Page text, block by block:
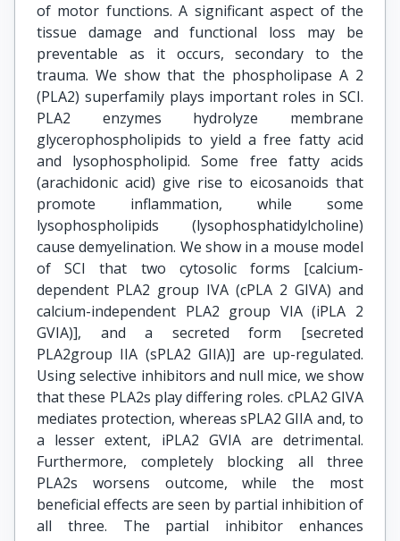
of motor functions. A significant aspect of the
tissue damage and functional loss may be
preventable as it occurs, secondary to the
trauma. We show that the phospholipase A 2
(PLA2) superfamily plays important roles in SCI.
PLA2 enzymes hydrolyze membrane
glycerophospholipids to yield a free fatty acid
and lysophospholipid. Some free fatty acids
(arachidonic acid) give rise to eicosanoids that
promote inflammation, while some
lysophospholipids (lysophosphatidylcholine)
cause demyelination. We show in a mouse model
of SCI that two cytosolic forms [calcium-
dependent PLA2 group IVA (cPLA 2 GIVA) and
calcium-independent PLA2 group VIA (iPLA 2
GVIA)], and a secreted form [secreted
PLA2group IIA (sPLA2 GIIA)] are up-regulated.
Using selective inhibitors and null mice, we show
that these PLA2s play differing roles. cPLA2 GIVA
mediates protection, whereas sPLA2 GIIA and, to
a lesser extent, iPLA2 GVIA are detrimental.
Furthermore, completely blocking all three
PLA2s worsens outcome, while the most
beneficial effects are seen by partial inhibition of
all three. The partial inhibitor enhances